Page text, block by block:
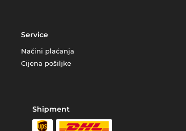
Service
Načini plaćanja
Cijena pošiljke
Shipment